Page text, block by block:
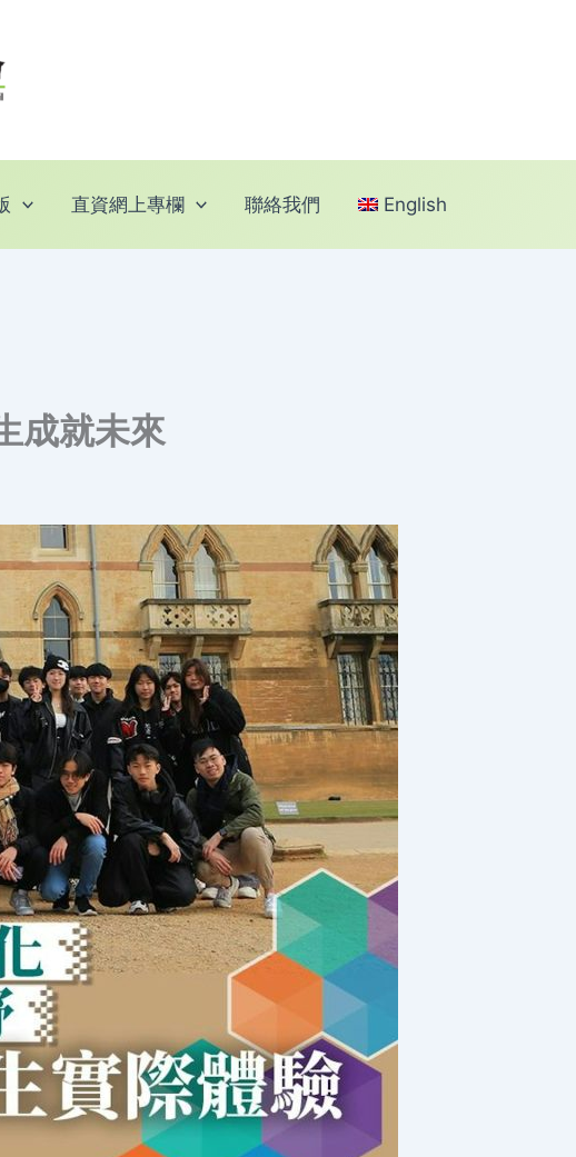
直資網上專欄 聯絡我們 English
成就未來